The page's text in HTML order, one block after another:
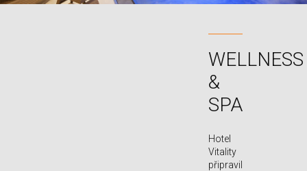
WELLNESS
&
SPA
Hotel
Vitality
připravil